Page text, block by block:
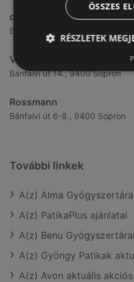
dm
Besenyő u. 23, 9400 Sopron
Vianni
Bánfalvi út 14., 9400 Sopron
Rossmann
Bánfalvi út 6-8., 9400 Sopron
További linkek
A(z) Alma
A(z) PatikaPlus ajánlatai
A(z) Benu
A(z) Gyöngy Patikak
A(z) Avon aktuális
ÖSSZES
RÉSZLETEK